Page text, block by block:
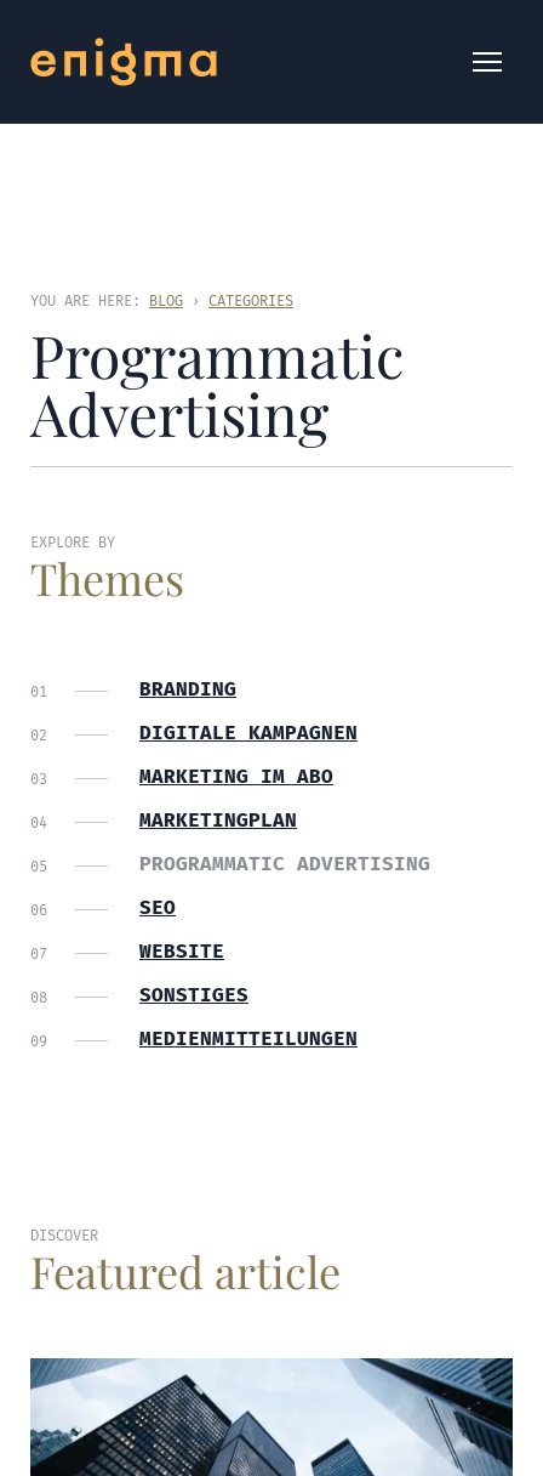
YOU ARE HERE: BLOG › CATEGORIES
Programmatic
Advertising
EXPLORE BY
Themes
BRANDING
DIGITALE KAMPAGNEN
MARKETING IM ABO
MARKETINGPLAN
PROGRAMMATIC ADVERTISING
SEO
WEBSITE
SONSTIGES
MEDIENMITTEILUNGEN
DISCOVER
Featured article